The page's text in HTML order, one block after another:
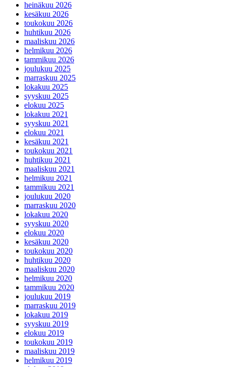
heinäkuu 2026
kesäkuu 2026
toukokuu 2026
huhtikuu 2026
maaliskuu 2026
helmikuu 2026
tammikuu 2026
joulukuu 2025
marraskuu 2025
lokakuu 2025
syyskuu 2025
elokuu 2025
lokakuu 2021
syyskuu 2021
elokuu 2021
kesäkuu 2021
toukokuu 2021
huhtikuu 2021
maaliskuu 2021
helmikuu 2021
tammikuu 2021
joulukuu 2020
marraskuu 2020
lokakuu 2020
syyskuu 2020
elokuu 2020
kesäkuu 2020
toukokuu 2020
huhtikuu 2020
maaliskuu 2020
helmikuu 2020
tammikuu 2020
joulukuu 2019
marraskuu 2019
lokakuu 2019
syyskuu 2019
elokuu 2019
toukokuu 2019
maaliskuu 2019
helmikuu 2019